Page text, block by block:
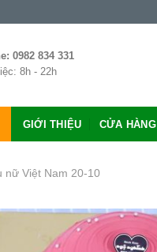
0982 834 331
8h - 22h
GIỚI THIỆU CỬA HÀNG
nữ Việt Nam 20-10